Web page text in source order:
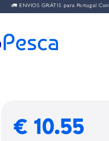
🚛 ENVIOS GRÁTIS para Portugal
€ 10.55